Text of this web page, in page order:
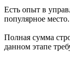
Есть опыт в
популярное место.
Полная сумма
данном этапе